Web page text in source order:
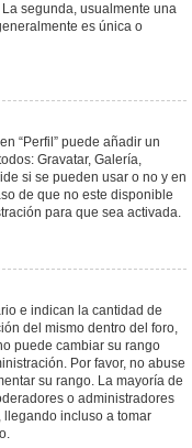
segunda, usualmente una
es única o
“Perfil” puede añadir un
Gravatar, Galería,
si se pueden usar o no y en
de que no este disponible
para que sea activada.
e indican la cantidad de
del mismo dentro del foro,
puede cambiar su rango
Por favor, no abuse
su rango. La mayoría de
o administradores
incluso a tomar